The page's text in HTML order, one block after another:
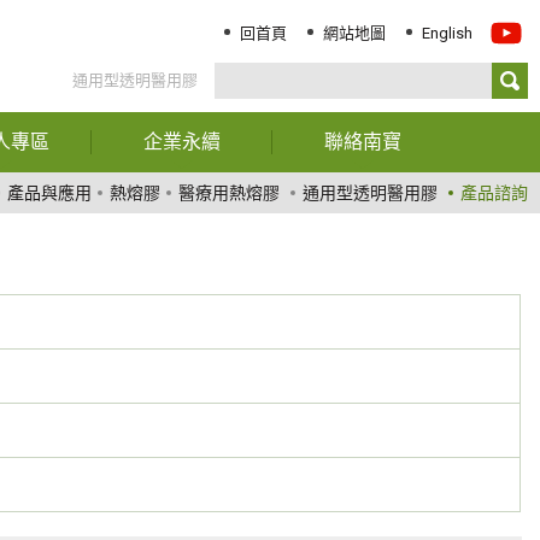
回首頁 網站地圖 English
通用型透明醫用膠
專區
訊
欄
理
息
企業永續
報告書下載
ESG關鍵績效指標
永續治理
創新與服務
責任化學品管理
環境
聯絡南寶
聯絡我們
產品與應用 熱熔膠 醫療用熱熔膠 通用型透明醫用膠 產品諮詢